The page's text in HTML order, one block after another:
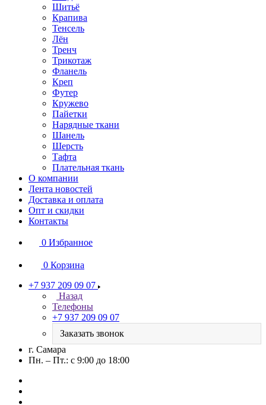
Шитьё
Крапива
Тенсель
Лён
Тренч
Трикотаж
Фланель
Креп
Футер
Кружево
Пайетки
Нарядные ткани
Шанель
Шерсть
Тафта
Плательная ткань
О компании
Лента новостей
Доставка и оплата
Опт и скидки
Контакты
0 Избранное
0 Корзина
+7 937 209 09 07
Назад
Телефоны
+7 937 209 09 07
Заказать звонок
г. Самара
Пн. – Пт.: с 9:00 до 18:00